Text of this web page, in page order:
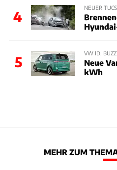
4
NEUER
5
VW ID.
Neue
kWh
MEHR ZUM